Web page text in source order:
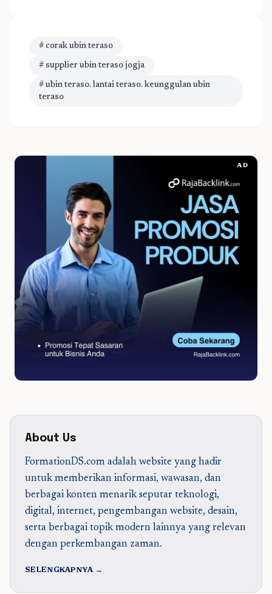
# corak ubin teraso
# supplier ubin teraso jogja
# ubin teraso. lantai teraso. keunggulan ubin
teraso
AD
About Us
FormationDS.com adalah website yang hadir
untuk memberikan informasi, wawasan, dan
berbagai konten menarik seputar teknologi,
digital, internet, pengembangan website, desain,
serta berbagai topik modern lainnya yang relevan
dengan perkembangan zaman.
SELENGKAPNYA →